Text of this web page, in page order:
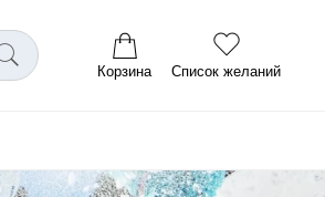
Корзина Список желаний